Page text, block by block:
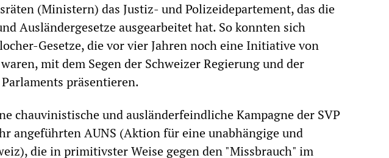
(Ministern) das Justiz- und Polizeidepartement, das die
Ausländergesetze ausgearbeitet hat. So konnten sich
Gesetze, die vor vier Jahren noch eine Initiative von
mit dem Segen der Schweizer Regierung und der
präsentieren.
chauvinistische und ausländerfeindliche Kampagne der SVP
angeführten AUNS (Aktion für eine unabhängige und
die in primitivster Weise gegen den "Missbrauch" im